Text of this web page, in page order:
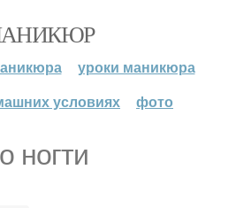
уроки маникюра
условиях
фото
ногти